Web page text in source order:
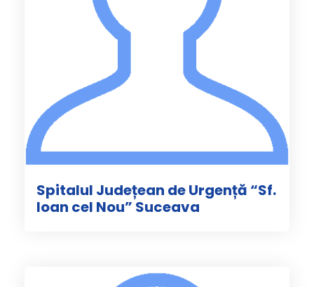
Spitalul Județean de Urgență “Sf.
Ioan cel Nou” Suceava